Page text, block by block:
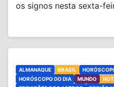
os signos nesta sexta-
ALMANAQUE BRASIL
HORÓSCOPO DO DIA
MUNDO